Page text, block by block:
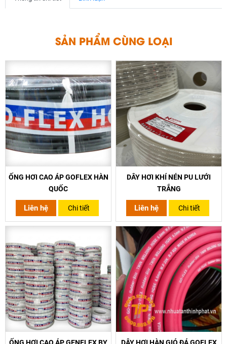
N PHẨM CÙNG LOẠI
ỐNG HƠI CAO ÁP GOFLEX HÀN
QUỐC
Liên hệ Chi tiết
DÂY HƠI KHÍ NÉN PU LƯỚI
TRẮNG
Liên hệ Chi tiết
ỐNG HƠI CAO ÁP GENFLEX BY
DÂY HƠI HÀN GIÓ ĐÁ GOFLEX